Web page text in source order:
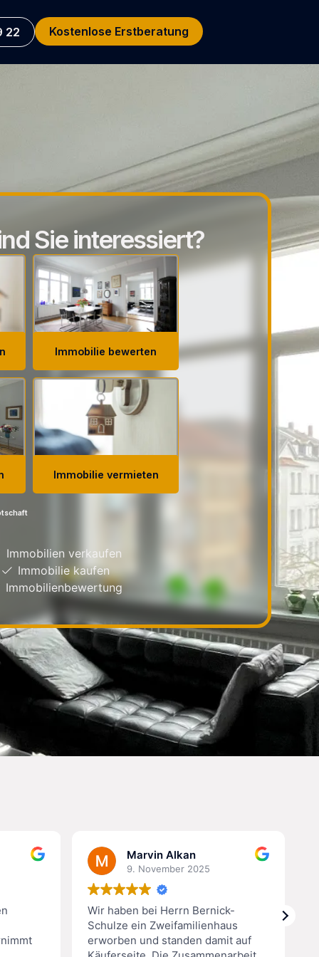
22 Kostenlose Erstberatung
Sie interessiert?
Immobilien verkaufen
Immobilie kaufen
Immobilienbewertung
Marvin Alkan
9. November 2025
Wir haben bei Herrn Bernick-
Schulze ein Zweifamilienhaus
erworben und standen damit auf